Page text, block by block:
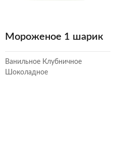
Мороженое 1 шарик
Ванильное Клубничное
Шоколадное